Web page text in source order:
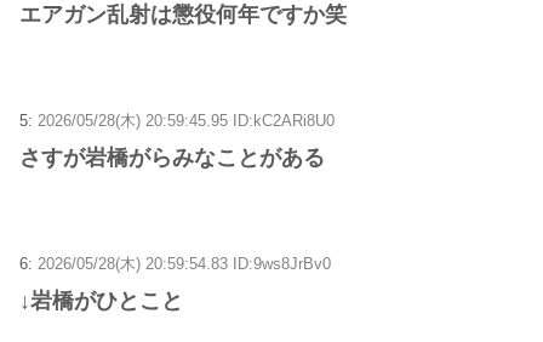
エアガン乱射は懲役何年ですか笑
5: 2026/05/28(木) 20:59:45.95 ID:kC2ARi8U0
さすが岩橋がらみなことがある
6: 2026/05/28(木) 20:59:54.83 ID:9ws8JrBv0
↓岩橋がひとこと